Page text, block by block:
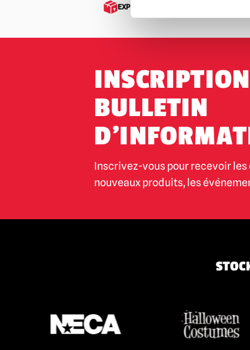
EXPÉDITION DANS LE MONDE ENTIER
BULLETIN
Inscrivez-vous pour recevoir
nouveaux produits, les